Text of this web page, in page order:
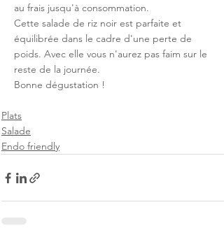
au frais jusqu'à consommation.
Cette salade de riz noir est parfaite et
équilibrée dans le cadre d'une perte de
poids. Avec elle vous n'aurez pas faim sur le
reste de la journée.
Bonne dégustation !
Plats
Salade
Endo friendly